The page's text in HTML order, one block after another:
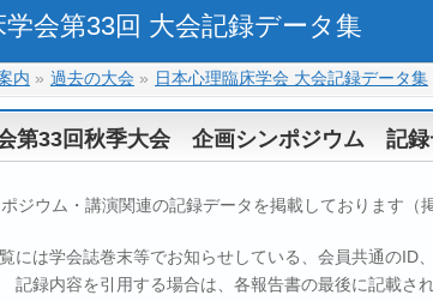
学会第33回 大会記録データ集
内 » 過去の大会 » 日本心理臨床学会 大会記録データ集
第33回秋季大会 企画シンポジウム 記録
ジウム・講演関連の記録データを掲載しております（
には学会誌巻末等でお知らせしている、会員共通のID
録内容を引用する場合は、各報告書の最後に記載さ